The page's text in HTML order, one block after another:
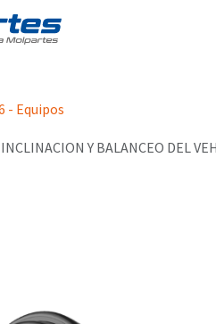
- Equipos
Y BALANCEO DEL